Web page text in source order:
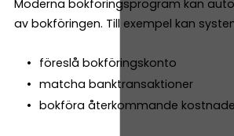
Moderna bokföringsprogram kan
av bokföringen. Till exempel kan
föreslå bokföringskonto
matcha banktransaktioner
bokföra återkommande